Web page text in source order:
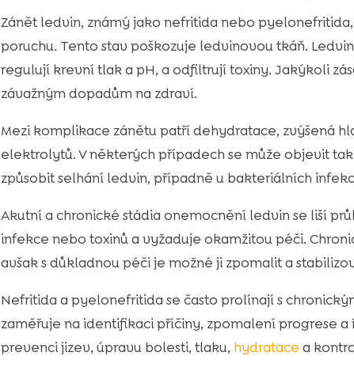
Zánět ledvin, známý jako nefritida nebo
poruchu. Tento stav poškozuje ledvinovou tkáň.
regulují krevní tlak a pH, a odfiltrují toxiny. Jakýkoli
závažným dopadům na zdraví.
Mezi komplikace zánětu patří dehydratace, zvýšená
elektrolytů. V některých případech se může objevit
způsobit selhání ledvin, případně u bakteriálních
Akutní a chronické stádia onemocnění ledvin se liší
infekce nebo toxinů a vyžaduje okamžitou péči.
avšak s důkladnou péči je možné ji zpomalit a
Nefritida a pyelonefritida se často prolínají s
zaměřuje na identifikaci příčiny, zpomalení progrese
prevenci jizev, úpravu bolesti, tlaku, hydratace a